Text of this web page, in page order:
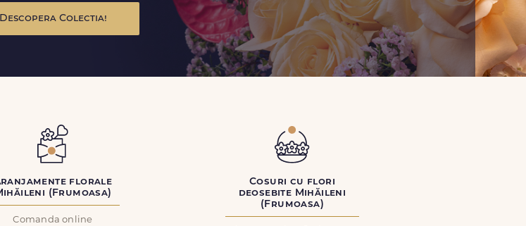
Descopera Colectia!
florale
(Frumoasa)
Comanda online
Cosuri cu flori
deosebite Mihăileni
(Frumoasa)